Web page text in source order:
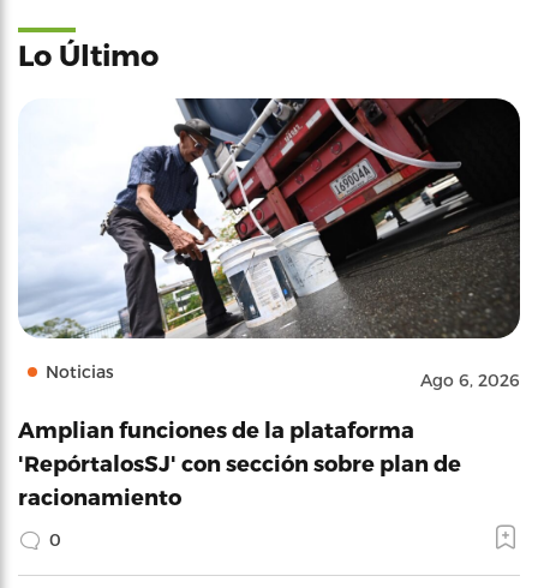
Lo Último
Noticias Ago 6, 2026
Amplian funciones de la plataforma
'RepórtalosSJ' con sección sobre plan de
racionamiento
0